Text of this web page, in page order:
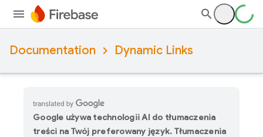
Documentation Dynamic Links
Google używa technologii AI do tłumaczenia
treści na Twój preferowany język. Tłumaczenia